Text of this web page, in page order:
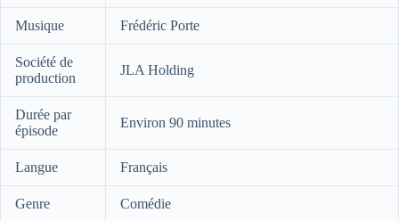
Musique Frédéric Porte
Société de
production
JLA Holding
Durée par
épisode
Environ 90 minutes
Langue Français
Genre
Comédie